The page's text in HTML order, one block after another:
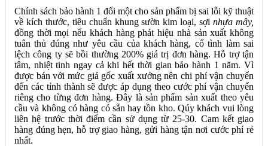
Chính sách bảo hành 1 đổi một cho sản phẩm bị sai lỗi kỹ thuật
về kích thước, tiêu chuẩn khung sườn kim loại, sợinhựa mây,
đồng thời mọi nếu khách hàng phát hiệu nhà sản xuất không
tuân thủ đúng như yêu cầu của khách hàng, cố tình làm sai
lệch công ty sẽ bồi thường 200% giá trị đơn hàng. Hỗ trợ tận
tâm, nhiệt tinh ngay cả khi hết thời gian bảo hành 1 năm. Vì
được bán với mức giá gốc xuất xưởng nên chi phí vận chuyển
đến các tỉnh thành sẽ được áp dụng theo cước phí vận chuyển
riêng cho từng đơn hàng. Đây là sản phẩm sản xuất theo yêu
cầu và không có hàng có sẵn hay tồn kho. Qúy khách vui lòng
liên hệ trước thời điểm cần sử dụng từ 25-30. Cam kết giao
hàng đúng hẹn, hỗ trợ giao hàng, gửi hàng tận nơi cước phí rẻ
nhất.